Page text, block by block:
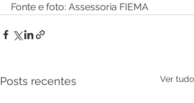
Fonte e foto: Assessoria FIEMA
Posts recentes Ver tudo